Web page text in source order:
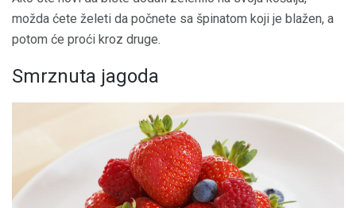
možda ćete želeti da počnete sa špinatom koji je blažen, a
potom će proći kroz druge.
Smrznuta jagoda